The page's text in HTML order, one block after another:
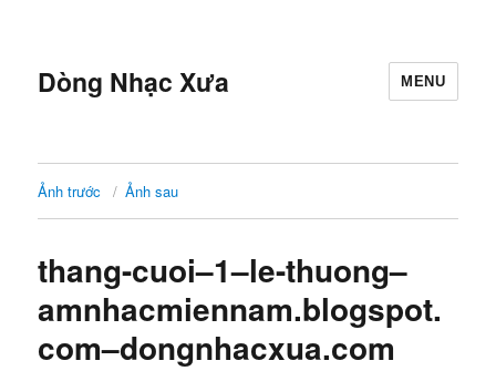
Dòng Nhạc Xưa MENU
Ảnh trước Ảnh sau
thang-cuoi–1–le-thuong–
amnhacmiennam.blogspot.
com–dongnhacxua.com